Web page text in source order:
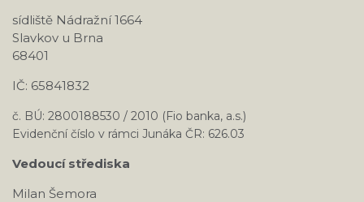
KONTAKTY
TÁBORY
sídliště Nádražní 1664
Slavkov u Brna
68401
IČ: 65841832
č. BÚ: 2800188530 / 2010 (Fio banka, a.s.)
Evidenční číslo v rámci Junáka ČR: 626.03
Vedoucí střediska
Milan Šemora